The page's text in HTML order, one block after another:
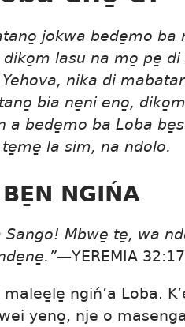
jokwa bede̱mo
lasu na mo̱ pe̱
nika di
bia ne̱ni eno̱,
a bede̱mo ba Loba
la sim, na ndolo.
NGIŃA
Sango! Mbwe̱ te̱, wa
—YEREMIA 32:17
ngiń’a Loba.
yeno̱, nje o